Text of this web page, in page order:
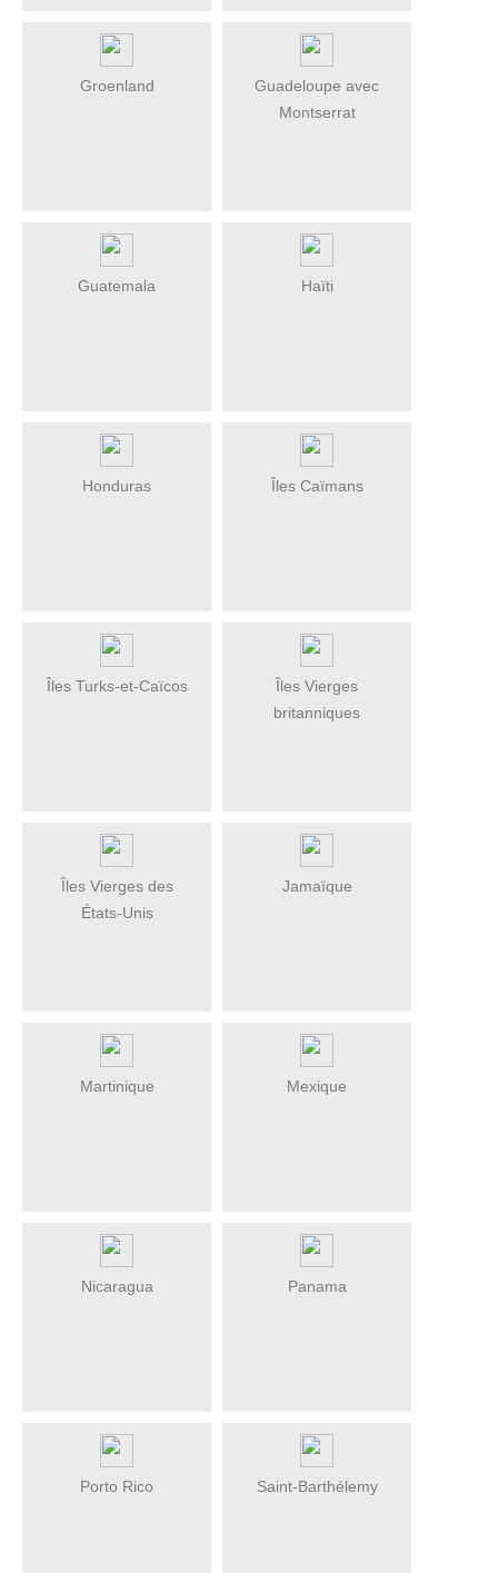
Groenland
Guadeloupe avec
Montserrat
Guatemala Haïti
Honduras Îles Caïmans
Îles Turks-et-Caïcos
Îles Vierges
britanniques
Îles Vierges des
États-Unis
Jamaïque
Martinique Mexique
Nicaragua Panama
Porto Rico Saint-Barthélemy